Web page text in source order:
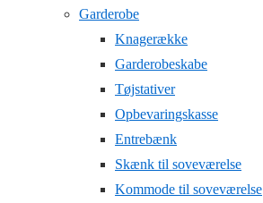
Garderobe
Knagerække
Garderobeskabe
Tøjstativer
Opbevaringskasse
Entrebænk
Skænk til soveværelse
Kommode til soveværelse